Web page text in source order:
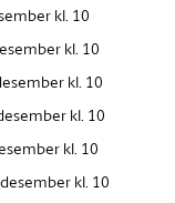
kl. 10
kl. 10
kl. 10
kl. 10
kl. 10
kl. 10